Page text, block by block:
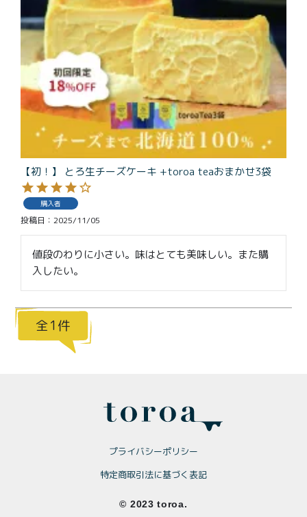
お中元
紅茶toroaTea
焼き菓子
メルマガ会員様限定
toroa夏のアウトレッ
とろ生シュー
クッキー缶
紅茶toroaTeaギフト
お誕生日セット
手さげ袋
季節限定
価格別
¥2,000〜¥3,999
〜¥1,999
¥4,000〜¥5,999
TOP
お問い合わせ
商品
【初！】 とろ生チーズケーキ +toroa teaおまかせ3袋
購入者
投稿日 2025/11/05
値段のわりに小さい。味はとても美味しい。また購
入したい。
1
プライバシーポリシー
特定商取引法に基づく表記
© 2023 toroa.